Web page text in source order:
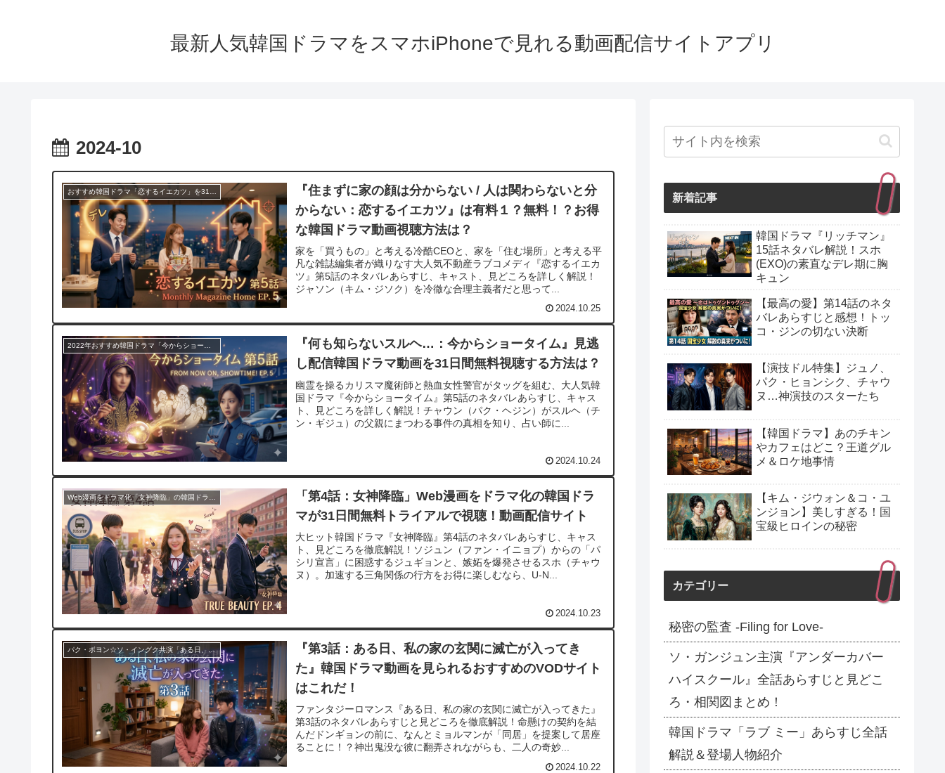
最新人気韓国ドラマをスマホiPhoneで見れる動画配信サイトアプリ
2024-10
『住まずに家の顔は分からない / 人は関わらないと分
からない：恋するイエカツ』は有料１？無料！？お得
な韓国ドラマ動画視聴方法は？
家を「買うもの」と考える冷酷CEOと、家を「住む場所」と考える平
凡な雑誌編集者が織りなす大人気不動産ラブコメディ『恋するイエカ
ツ』第5話のネタバレあらすじ、キャスト、見どころを詳しく解説！
ジャソン（キム・ジソク）を冷徹な合理主義者だと思って...
2024.10.25
『何も知らないスルヘ…：今からショータイム』見逃
し配信韓国ドラマ動画を31日間無料視聴する方法は？
幽霊を操るカリスマ魔術師と熱血女性警官がタッグを組む、大人気韓
国ドラマ『今からショータイム』第5話のネタバレあらすじ、キャス
ト、見どころを詳しく解説！チャウン（パク・ヘジン）がスルヘ（チ
ン・ギジュ）の父親にまつわる事件の真相を知り、占い師に...
2024.10.24
Web漫画をドラマ化「女神降臨」の韓国ドラマが31日間無料トライアルで視聴！動画配信アプリ
「第4話：女神降臨」Web漫画をドラマ化の韓国ドラ
マが31日間無料トライアルで視聴！動画配信サイト
大ヒット韓国ドラマ『女神降臨』第4話のネタバレあらすじ、キャス
ト、見どころを徹底解説！ソジュン（ファン・イニョプ）からの「パ
シリ宣言」に困惑するジュギョンと、嫉妬を爆発させるスホ（チャウ
ヌ）。加速する三角関係の行方をお得に楽しむなら、U-N...
2024.10.23
パク・ボヨン☆ソ・イングク共演「ある日、私の家の玄関に滅亡が入ってきた」の韓国ドラマの動画配信が31日間無料トライアルで視聴出来る！
『第3話：ある日、私の家の玄関に滅亡が入ってき
た』韓国ドラマ動画を見られるおすすめのVODサイト
はこれだ！
ファンタジーロマンス『ある日、私の家の玄関に滅亡が入ってきた』
第3話のネタバレあらすじと見どころを徹底解説！命懸けの契約を結
んだドンギョンの前に、なんとミョルマンが「同居」を提案して居座
ることに！？神出鬼没な彼に翻弄されながらも、二人の奇妙...
2024.10.22
新着記事
韓国ドラマ『リッチマン』
15話ネタバレ解説！スホ
(EXO)の素直なデレ期に胸
キュン
【最高の愛】第14話のネタ
バレあらすじと感想！トッ
コ・ジンの切ない決断
【演技ドル特集】ジュノ、
パク・ヒョンシク、チャウ
ヌ…神演技のスターたち
【韓国ドラマ】あのチキン
やカフェはどこ？王道グル
メ＆ロケ地事情
【キム・ジウォン＆コ・ユ
ンジョン】美しすぎる！国
宝級ヒロインの秘密
カテゴリー
秘密の監査 -Filing for Love-
ソ・ガンジュン主演『アンダーカバー
ハイスクール』全話あらすじと見どこ
ろ・相関図まとめ！
韓国ドラマ「ラブ ミー」あらすじ全話
解説＆登場人物紹介